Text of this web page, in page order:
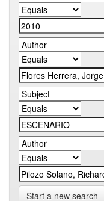
Start a new search